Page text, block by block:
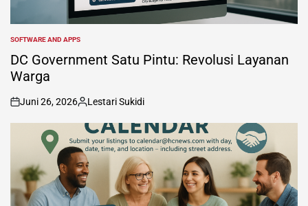
POSTED
IN
SOFTWARE AND APPS
DC Government Satu Pintu: Revolusi Layanan
Warga
on
Juni 26, 2026
Posted
by
Lestari Sukidi